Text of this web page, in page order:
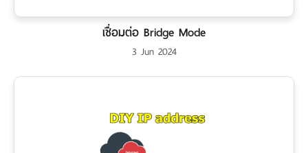
เชื่อมต่อ Bridge Mode
3 Jun 2024